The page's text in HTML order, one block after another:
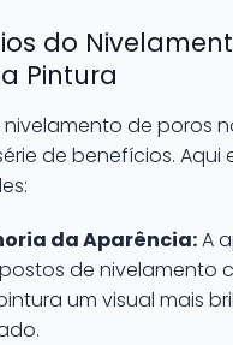
do
Pintura
nivelamento de poros
de benefícios. Aqui
da Aparência:A
de nivelamento
um visual mais